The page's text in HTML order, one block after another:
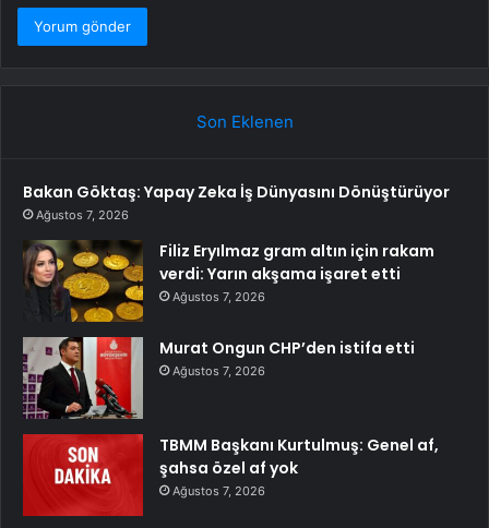
Son Eklenen
Bakan Göktaş: Yapay Zeka İş Dünyasını Dönüştürüyor
Ağustos 7, 2026
Filiz Eryılmaz gram altın için rakam
verdi: Yarın akşama işaret etti
Ağustos 7, 2026
Murat Ongun CHP’den istifa etti
Ağustos 7, 2026
TBMM Başkanı Kurtulmuş: Genel af,
şahsa özel af yok
Ağustos 7, 2026